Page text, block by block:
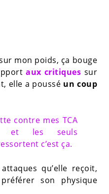
mon poids, ça bouge
aux critiques sur
elle a poussé un coup
contre mes TCA
et les seuls
c’est ça.
qu’elle reçoit,
préférer son physique